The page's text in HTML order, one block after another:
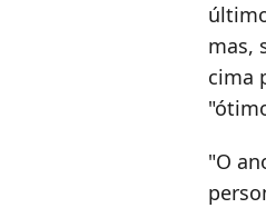
mas,
cima
"O